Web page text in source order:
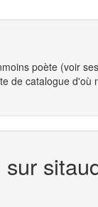
poète (voir ses
de catalogue d'où